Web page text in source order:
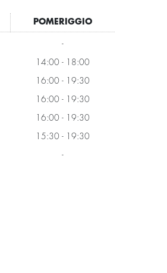
POMERIGGIO
-
14:00 - 18:00
16:00 - 19:30
16:00 - 19:30
16:00 - 19:30
15:30 - 19:30
-